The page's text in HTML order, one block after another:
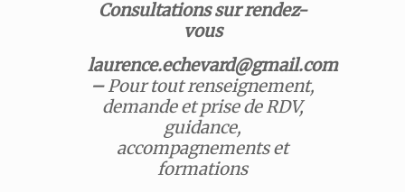
Consultations sur rendez-
vous
laurence.echevard@gmail.com
–Pour tout renseignement,
demande et prise de RDV,
guidance,
accompagnements et
formations